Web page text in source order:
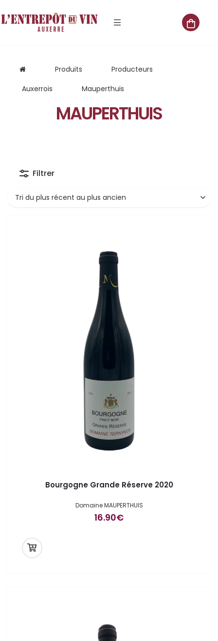
Produits
Producteurs
Auxerrois
Mauperthuis
MAUPERTHUIS
Filtrer
Tri du plus récent au plus ancien
Bourgogne Grande Réserve 2020
Domaine MAUPERTHUIS
16.90€